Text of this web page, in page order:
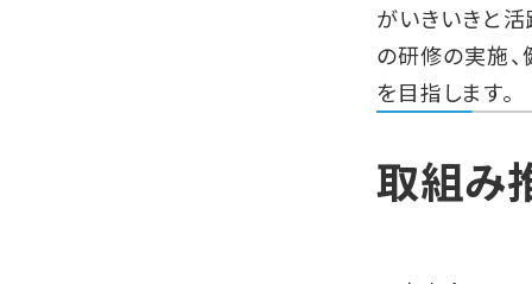
がいきいきと
の研修の実施
を目指します。
取組み